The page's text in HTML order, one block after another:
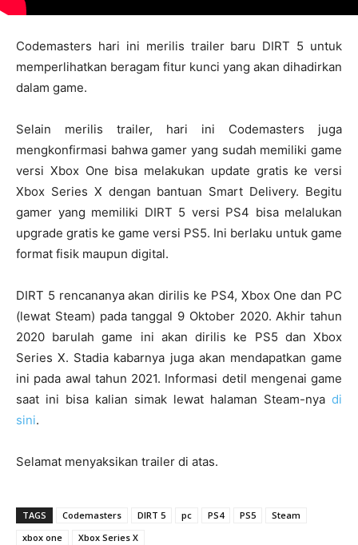
Codemasters hari ini merilis trailer baru DIRT 5 untuk
memperlihatkan beragam fitur kunci yang akan dihadirkan
dalam game.
Selain merilis trailer, hari ini Codemasters juga
mengkonfirmasi bahwa gamer yang sudah memiliki game
versi Xbox One bisa melakukan update gratis ke versi
Xbox Series X dengan bantuan Smart Delivery. Begitu
gamer yang memiliki DIRT 5 versi PS4 bisa melalukan
upgrade gratis ke game versi PS5. Ini berlaku untuk game
format fisik maupun digital.
DIRT 5 rencananya akan dirilis ke PS4, Xbox One dan PC
(lewat Steam) pada tanggal 9 Oktober 2020. Akhir tahun
2020 barulah game ini akan dirilis ke PS5 dan Xbox
Series X. Stadia kabarnya juga akan mendapatkan game
ini pada awal tahun 2021. Informasi detil mengenai game
saat ini bisa kalian simak lewat halaman Steam-nya di
sini.
Selamat menyaksikan trailer di atas.
TAGS Codemasters DIRT 5 pc PS4 PS5
Steam
xbox one
Xbox Series X